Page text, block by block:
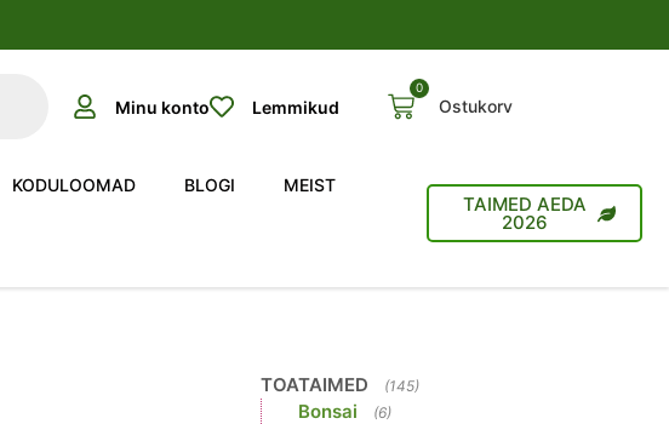
Minu konto Lemmikud
0
Ostukorv
KODULOOMAD BLOGI MEIST
TAIMED AEDA
2026
TOATAIMED (145)
Bonsai (6)